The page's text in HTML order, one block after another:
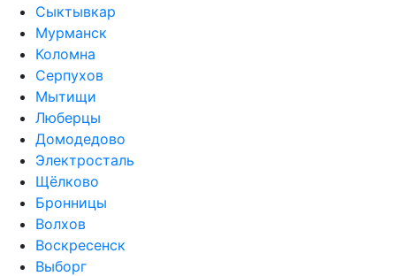
Сыктывкар
Мурманск
Коломна
Серпухов
Мытищи
Люберцы
Домодедово
Электросталь
Щёлково
Бронницы
Волхов
Воскресенск
Выборг